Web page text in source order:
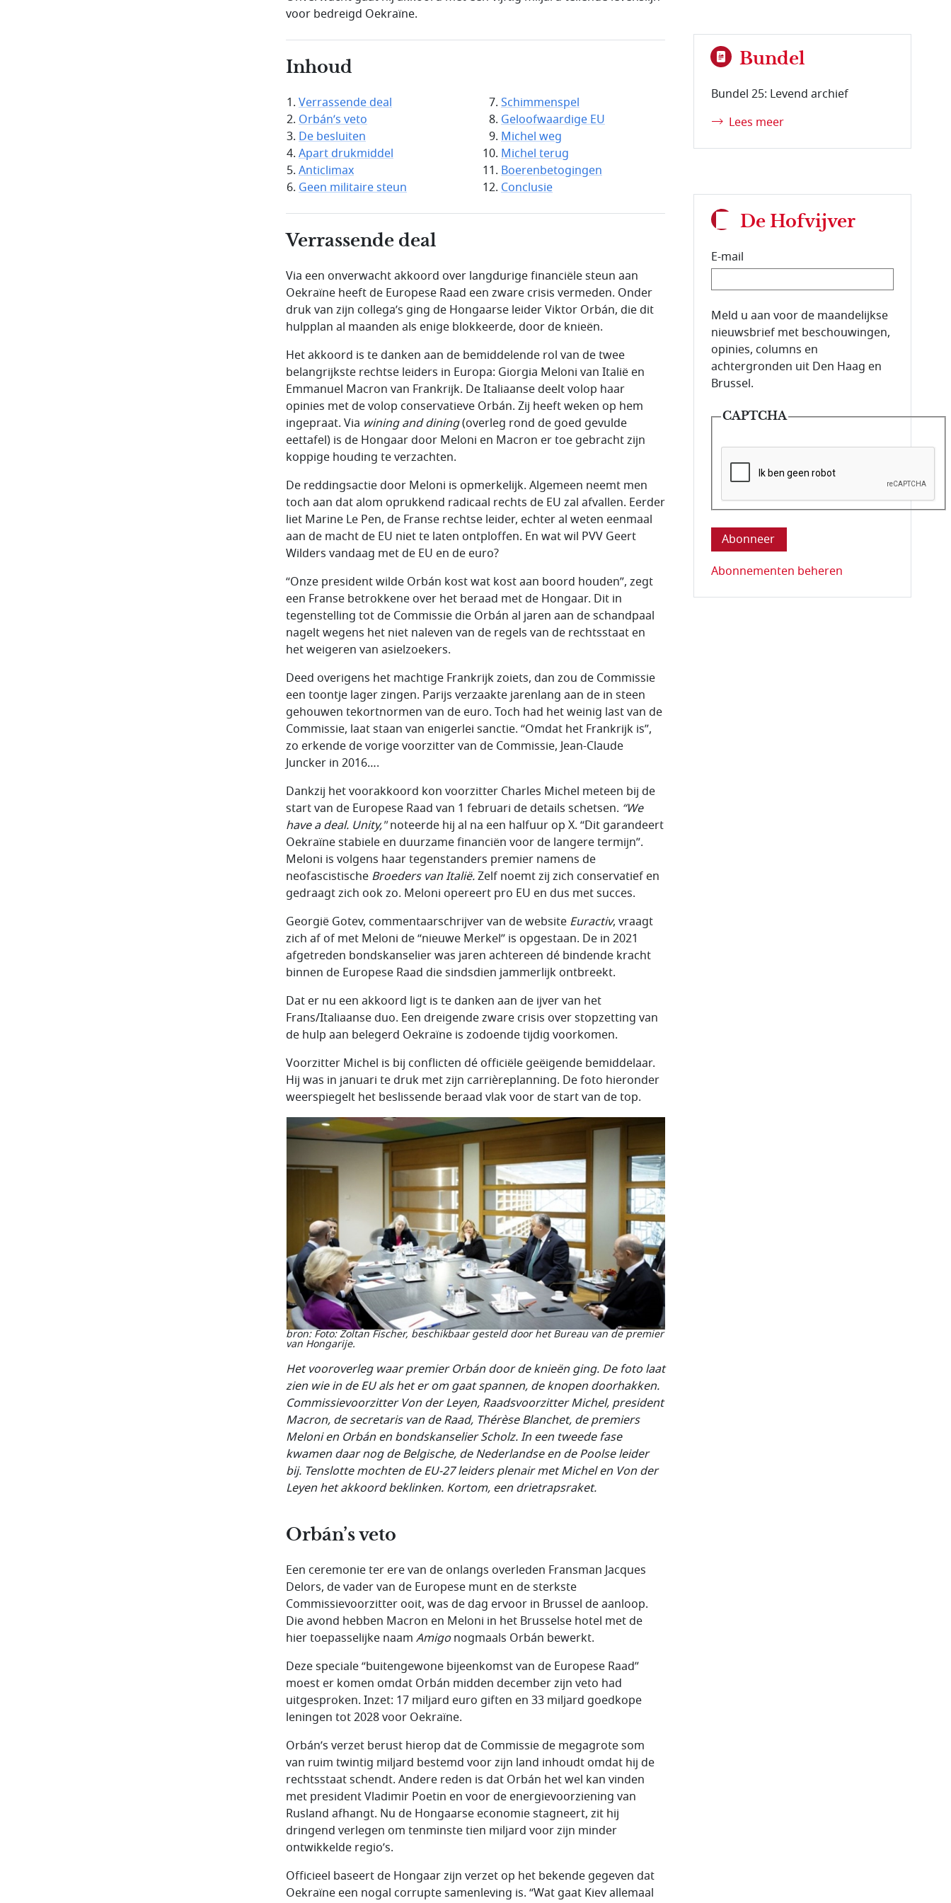
voor bedreigd Oekraïne.
Inhoud
Verrassende deal
Orbán’s veto
De besluiten
Apart drukmiddel
Anticlimax
Geen militaire steun
Schimmenspel
Geloofwaardige EU
Michel weg
Michel terug
Boerenbetogingen
Conclusie
Verrassende deal
Via een onverwacht akkoord over langdurige financiële steun aan
Oekraïne heeft de Europese Raad een zware crisis vermeden. Onder
druk van zijn collega’s ging de Hongaarse leider Viktor Orbán, die dit
hulpplan al maanden als enige blokkeerde, door de knieën.
Het akkoord is te danken aan de bemiddelende rol van de twee
belangrijkste rechtse leiders in Europa: Giorgia Meloni van Italië en
Emmanuel Macron van Frankrijk. De Italiaanse deelt volop haar
opinies met de volop conservatieve Orbán. Zij heeft weken op hem
ingepraat. Via wining and dining(overleg rond de goed gevulde
eettafel) is de Hongaar door Meloni en Macron er toe gebracht zijn
koppige houding te verzachten.
De reddingsactie door Meloni is opmerkelijk. Algemeen neemt men
toch aan dat alom oprukkend radicaal rechts de EU zal afvallen. Eerder
liet Marine Le Pen, de Franse rechtse leider, echter al weten eenmaal
aan de macht de EU niet te laten ontploffen. En wat wil PVV Geert
Wilders vandaag met de EU en de euro?
“Onze president wilde Orbán kost wat kost aan boord houden”, zegt
een Franse betrokkene over het beraad met de Hongaar. Dit in
tegenstelling tot de Commissie die Orbán al jaren aan de schandpaal
nagelt wegens het niet naleven van de regels van de rechtsstaat en
het weigeren van asielzoekers.
Deed overigens het machtige Frankrijk zoiets, dan zou de Commissie
een toontje lager zingen. Parijs verzaakte jarenlang aan de in steen
gehouwen tekortnormen van de euro. Toch had het weinig last van de
Commissie, laat staan van enigerlei sanctie. “Omdat het Frankrijk is”,
zo erkende de vorige voorzitter van de Commissie, Jean-Claude
Juncker in 2016….
Dankzij het voorakkoord kon voorzitter Charles Michel meteen bij de
start van de Europese Raad van 1 februari de details schetsen. “We
have a deal. Unity,"noteerde hij al na een halfuur op X. “Dit garandeert
Oekraïne stabiele en duurzame financiën voor de langere termijn”.
Meloni is volgens haar tegenstanders premier namens de
neofascistische Broeders van Italië.Zelf noemt zij zich conservatief en
gedraagt zich ook zo. Meloni opereert pro EU en dus met succes.
Georgië Gotev, commentaarschrijver van de website Euractiv, vraagt
zich af of met Meloni de “nieuwe Merkel” is opgestaan. De in 2021
afgetreden bondskanselier was jaren achtereen dé bindende kracht
binnen de Europese Raad die sindsdien jammerlijk ontbreekt.
Dat er nu een akkoord ligt is te danken aan de ijver van het
Frans/Italiaanse duo. Een dreigende zware crisis over stopzetting van
de hulp aan belegerd Oekraïne is zodoende tijdig voorkomen.
Voorzitter Michel is bij conflicten dé officiële geëigende bemiddelaar.
Hij was in januari te druk met zijn carrièreplanning. De foto hieronder
weerspiegelt het beslissende beraad vlak voor de start van de top.
bron: Foto: Zoltan Fischer, beschikbaar gesteld door het Bureau van de premier
van Hongarije.
Het vooroverleg waar premier Orbán door de knieën ging. De foto laat
zien wie in de EU als het er om gaat spannen, de knopen doorhakken.
Commissievoorzitter Von der Leyen, Raadsvoorzitter Michel, president
Macron, de secretaris van de Raad, Thérèse Blanchet, de premiers
Meloni en Orbán en bondskanselier Scholz. In een tweede fase
kwamen daar nog de Belgische, de Nederlandse en de Poolse leider
bij. Tenslotte mochten de EU-27 leiders plenair met Michel en Von der
Leyen het akkoord beklinken. Kortom, een drietrapsraket.
Orbán’s veto
Een ceremonie ter ere van de onlangs overleden Fransman Jacques
Delors, de vader van de Europese munt en de sterkste
Commissievoorzitter ooit, was de dag ervoor in Brussel de aanloop.
Die avond hebben Macron en Meloni in het Brusselse hotel met de
hier toepasselijke naam Amigo nogmaals Orbán bewerkt.
Deze speciale “buitengewone bijeenkomst van de Europese Raad”
moest er komen omdat Orbán midden december zijn veto had
uitgesproken. Inzet: 17 miljard euro giften en 33 miljard goedkope
leningen tot 2028 voor Oekraïne.
Orbán’s verzet berust hierop dat de Commissie de megagrote som
van ruim twintig miljard bestemd voor zijn land inhoudt omdat hij de
rechtsstaat schendt. Andere reden is dat Orbán het wel kan vinden
met president Vladimir Poetin en voor de energievoorziening van
Rusland afhangt. Nu de Hongaarse economie stagneert, zit hij
dringend verlegen om tenminste tien miljard voor zijn minder
ontwikkelde regio’s.
Officieel baseert de Hongaar zijn verzet op het bekende gegeven dat
Oekraïne een nogal corrupte samenleving is. “Wat gaat Kiev allemaal
Bundel
Bundel 25: Levend archief
Lees meer
De Hofvijver
E-mail
E-mailadres van de abonnee.
Meld u aan voor de maandelijkse
nieuwsbrief met beschouwingen,
opinies, columns en
achtergronden uit Den Haag en
Brussel.
CAPTCHA
Deze vraag is om te controleren dat u
Abonnementen beheren